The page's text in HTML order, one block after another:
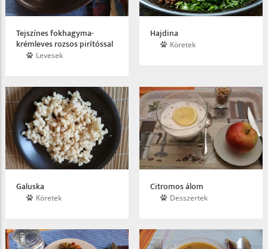
Tejszínes fokhagyma­
krémleves rozsos pirítóssal
Levesek
Hajdina
Köretek
Galuska
Köretek
Citromos álom
Desszertek